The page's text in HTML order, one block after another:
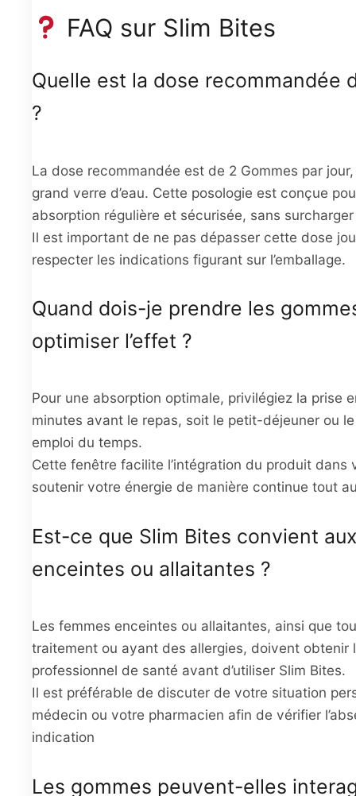
FAQ sur Slim Bites
Quelle est la dose recommandée
?
La dose recommandée est de 2 Gommes par
grand verre d’eau. Cette posologie est conçue
absorption régulière et sécurisée, sans surcharger
Il est important de ne pas dépasser cette dose
respecter les indications figurant sur l’emballage.
Quand dois-je prendre les
optimiser l’effet ?
Pour une absorption optimale, privilégiez la prise
minutes avant le repas, soit le petit-déjeuner ou
emploi du temps.
Cette fenêtre facilite l’intégration du produit dans
soutenir votre énergie de manière continue tout
Est-ce que Slim Bites convient
enceintes ou allaitantes ?
Les femmes enceintes ou allaitantes, ainsi que
traitement ou ayant des allergies, doivent obtenir
professionnel de santé avant d’utiliser Slim Bites.
Il est préférable de discuter de votre situation
médecin ou votre pharmacien afin de vérifier
indication
Les gommes peuvent-elles